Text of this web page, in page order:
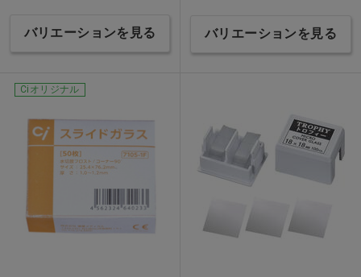
バリエーションを見る バリエーションを見る
Ciオリジナル